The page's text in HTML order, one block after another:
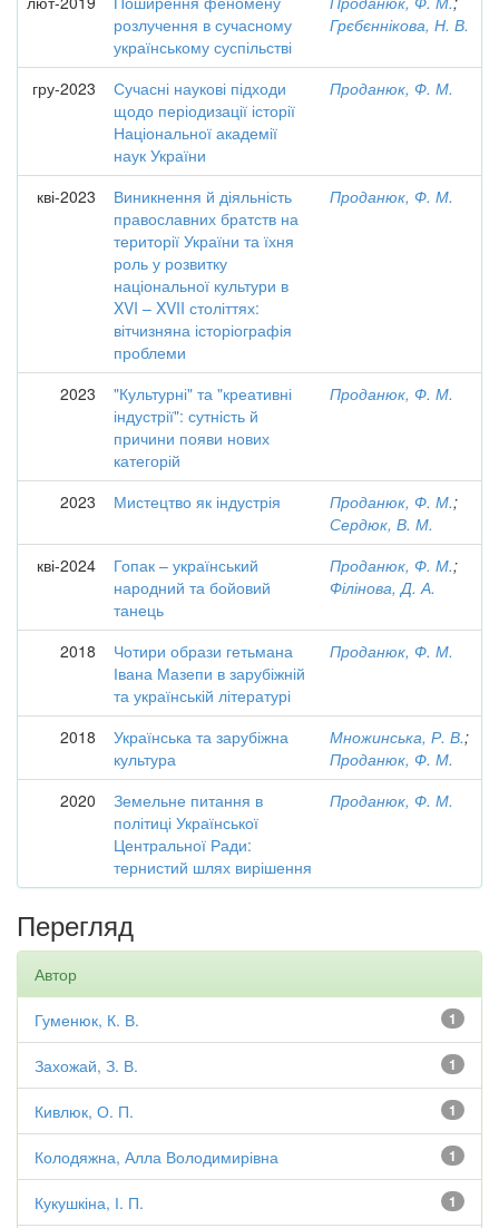
розлучення в сучасному
українському суспільстві
Грєбєннікова, Н. В.
гру-2023
Сучасні наукові підходи
щодо періодизації історії
Національної академії
наук України
Проданюк, Ф. М.
кві-2023
Виникнення й діяльність
православних братств на
території України та їхня
роль у розвитку
національної культури в
XVI – XVII століттях:
вітчизняна історіографія
проблеми
Проданюк, Ф. М.
2023
"Культурні" та "креативні
індустрії": сутність й
причини появи нових
категорій
Проданюк, Ф. М.
2023 Мистецтво як індустрія Проданюк, Ф. М.;
Сердюк, В. М.
кві-2024
Гопак – український
народний та бойовий
танець
Проданюк, Ф. М.;
Філінова, Д. А.
2018
Чотири образи гетьмана
Івана Мазепи в зарубіжній
та українській літературі
Проданюк, Ф. М.
2018
Українська та зарубіжна
культура
Множинська, Р. В.;
Проданюк, Ф. М.
2020
Земельне питання в
політиці Української
Центральної Ради:
тернистий шлях вирішення
Проданюк, Ф. М.
Перегляд
Автор
1
Гуменюк, К. В.
1
Захожай, З. В.
1
Кивлюк, О. П.
1
Колодяжна, Алла Володимирівна
1
Кукушкіна, І. П.